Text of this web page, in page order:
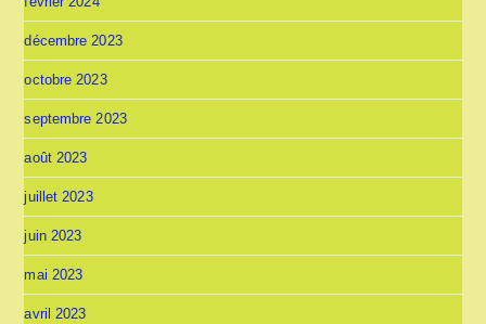
décembre 2023
octobre 2023
septembre 2023
août 2023
juillet 2023
juin 2023
mai 2023
avril 2023